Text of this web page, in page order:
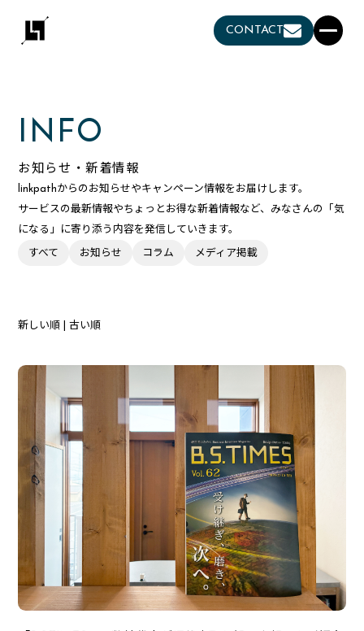
CONTACT
お知らせ・新着情報
INFO
linkpathからのお知らせやキャンペーン情報をお届けします。
サービスの最新情報やちょっとお得な新着情報など、みなさんの「気
になる」に寄り添う内容を発信していきます。
すべて お知らせ コラム メディア掲載
新しい順 |古い順